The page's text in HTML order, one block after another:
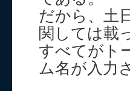
だから、土
関しては載
すべてがト
ム名が入力